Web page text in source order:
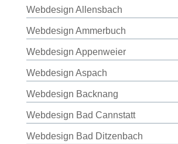
Webdesign Allensbach
Webdesign Ammerbuch
Webdesign Appenweier
Webdesign Aspach
Webdesign Backnang
Webdesign Bad Cannstatt
Webdesign Bad Ditzenbach